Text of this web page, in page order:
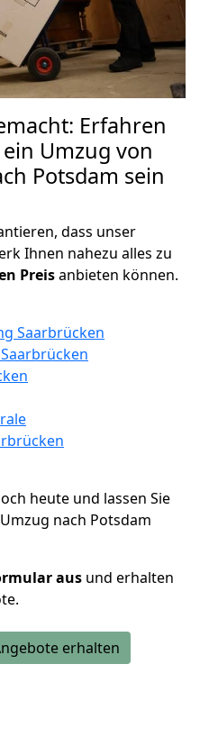
Erfahren
Umzug von
Potsdam sein
dass unser
Ihnen nahezu alles zu
Preisanbieten können.
Saarbrücken
heute und lassen Sie
nach Potsdam
aus und erhalten
erhalten